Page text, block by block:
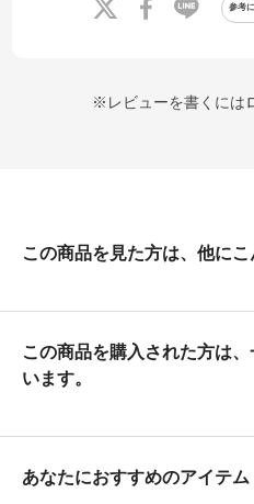
参考
※レビューを書くには
この商品を見た方は、他に
この商品を購入された方は
います。
あなたにおすすめのアイテム